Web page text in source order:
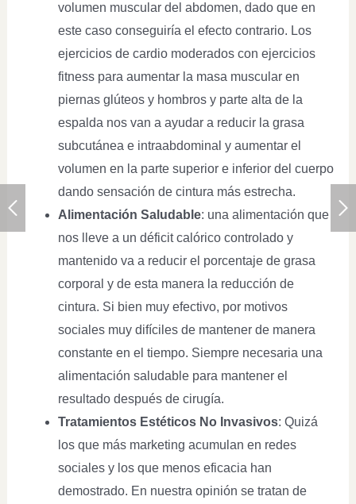
volumen muscular del abdomen, dado que en
este caso conseguiría el efecto contrario. Los
ejercicios de cardio moderados con ejercicios
fitness para aumentar la masa muscular en
piernas glúteos y hombros y parte alta de la
espalda nos van a ayudar a reducir la grasa
subcutánea e intraabdominal y aumentar el
volumen en la parte superior e inferior del cuerpo
dando sensación de cintura más estrecha.
Alimentación Saludable: una alimentación que
nos lleve a un déficit calórico controlado y
mantenido va a reducir el porcentaje de grasa
corporal y de esta manera la reducción de
cintura. Si bien muy efectivo, por motivos
sociales muy difíciles de mantener de manera
constante en el tiempo. Siempre necesaria una
alimentación saludable para mantener el
resultado después de cirugía.
Tratamientos Estéticos No Invasivos: Quizá
los que más marketing acumulan en redes
sociales y los que menos eficacia han
demostrado. En nuestra opinión se tratan de